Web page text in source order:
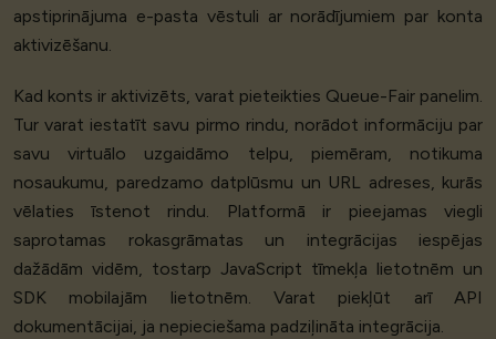
apstiprinājuma e-pasta vēstuli ar norādījumiem par konta
aktivizēšanu.
Kad konts ir aktivizēts, varat pieteikties Queue-Fair panelim.
Tur varat iestatīt savu pirmo rindu, norādot informāciju par
savu virtuālo uzgaidāmo telpu, piemēram, notikuma
nosaukumu, paredzamo datplūsmu un URL adreses, kurās
vēlaties īstenot rindu. Platformā ir pieejamas viegli
saprotamas rokasgrāmatas un integrācijas iespējas
dažādām vidēm, tostarp JavaScript tīmekļa lietotnēm un
SDK mobilajām lietotnēm. Varat piekļūt arī API
dokumentācijai, ja nepieciešama padziļināta integrācija.